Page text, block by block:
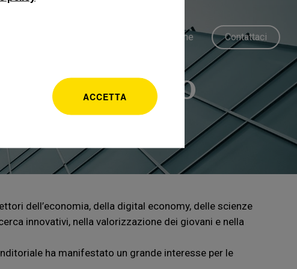
ACCETTA
Ricerche Contattaci
al futuro
dell’economia, della digital economy, delle scienze
innovativi, nella valorizzazione dei giovani e nella
ha manifestato un grande interesse per le